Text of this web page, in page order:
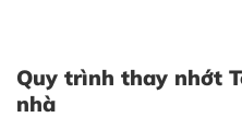
Quy trình thay nhớt
nhà